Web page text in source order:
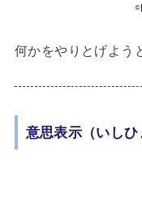
何かをやりとげよう
意思表示（いしひ